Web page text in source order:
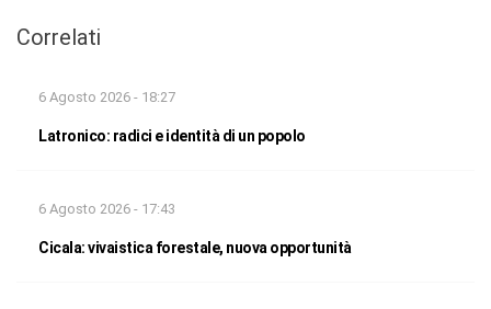
Correlati
6 Agosto 2026 - 18:27
Latronico: radici e identità di un popolo
6 Agosto 2026 - 17:43
Cicala: vivaistica forestale, nuova opportunità